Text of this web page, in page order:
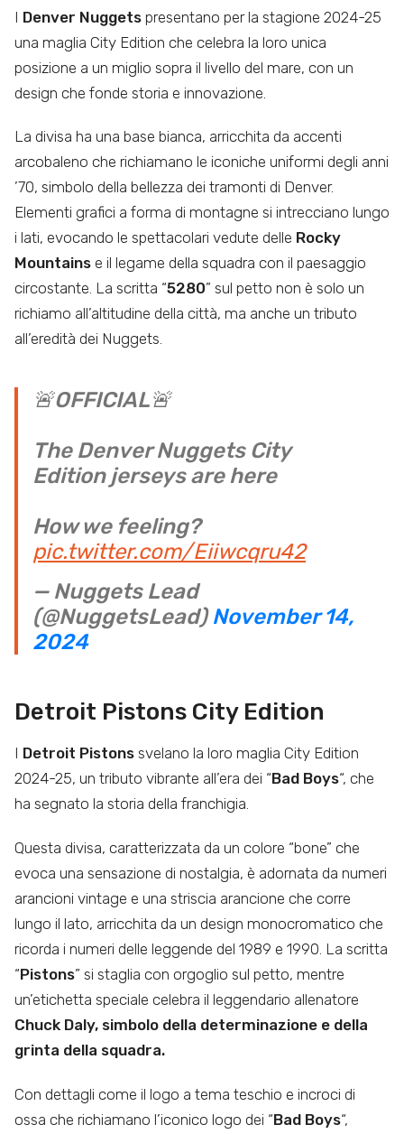
I Denver Nuggets presentano per la stagione 2024-25
una maglia City Edition che celebra la loro unica
posizione a un miglio sopra il livello del mare, con un
design che fonde storia e innovazione.
La divisa ha una base bianca, arricchita da accenti
arcobaleno che richiamano le iconiche uniformi degli anni
’70, simbolo della bellezza dei tramonti di Denver.
Elementi grafici a forma di montagne si intrecciano lungo
i lati, evocando le spettacolari vedute delle Rocky
Mountains e il legame della squadra con il paesaggio
circostante. La scritta “5280” sul petto non è solo un
richiamo all’altitudine della città, ma anche un tributo
all’eredità dei Nuggets.
🚨OFFICIAL🚨
The Denver Nuggets City
Edition jerseys are here
How we feeling?
pic.twitter.com/Eiiwcqru42
— Nuggets Lead
(@NuggetsLead)November 14,
2024
Detroit Pistons City Edition
I Detroit Pistons svelano la loro maglia City Edition
2024-25, un tributo vibrante all’era dei “Bad Boys“, che
ha segnato la storia della franchigia.
Questa divisa, caratterizzata da un colore “bone” che
evoca una sensazione di nostalgia, è adornata da numeri
arancioni vintage e una striscia arancione che corre
lungo il lato, arricchita da un design monocromatico che
ricorda i numeri delle leggende del 1989 e 1990. La scritta
“Pistons” si staglia con orgoglio sul petto, mentre
un’etichetta speciale celebra il leggendario allenatore
Chuck Daly, simbolo della determinazione e della
grinta della squadra.
Con dettagli come il logo a tema teschio e incroci di
ossa che richiamano l’iconico logo dei “Bad Boys“,